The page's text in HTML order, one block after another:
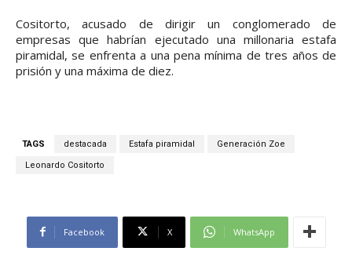
Cositorto, acusado de dirigir un conglomerado de
empresas que habrían ejecutado una millonaria estafa
piramidal, se enfrenta a una pena mínima de tres años de
prisión y una máxima de diez.
TAGS destacada Estafa piramidal Generación Zoe
Leonardo Cositorto
Facebook X WhatsApp